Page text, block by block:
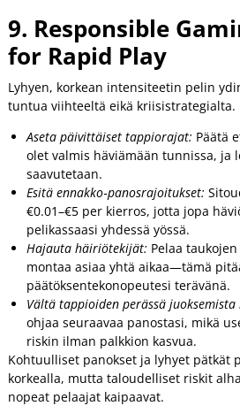
9. Responsible
for Rapid Play
Lyhyen, korkean intensiteetin pelin
tuntua viihteeltä eikä kriisistrategialta.
Aseta päivittäiset tappiorajat: Päätä
olet valmis häviämään tunnissa, ja
saavutetaan.
Esitä ennakko‑panosrajoitukset:
€0.01–€5 per kierros, jotta jopa
pelikassaasi yhdessä yössä.
Hajauta häiriötekijät: Pelaa
montaa asiaa yhtä aikaa—tämä
päätöksentekonopeutesi terävänä.
Vältä tappioiden perässä juoksemista
ohjaa seuraavaa panostasi, mikä
riskin ilman palkkion kasvua.
Kohtuulliset panokset ja lyhyet pätkät
korkealla, mutta taloudelliset riskit
nopeat pelaajat kaipaavat.